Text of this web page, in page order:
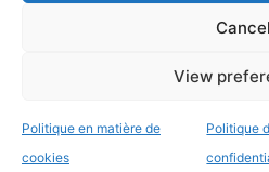
Cancel
View
Politique en matière de
cookies
Politique